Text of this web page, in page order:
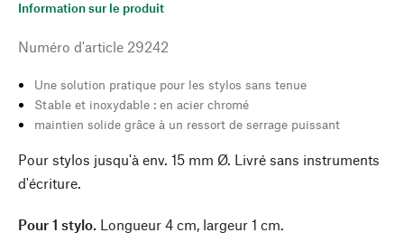
Information sur le produit
Numéro d'article 29242
Une solution pratique pour les stylos sans tenue
Stable et inoxydable : en acier chromé
maintien solide grâce à un ressort de serrage puissant
Pour stylos jusqu'à env. 15 mm Ø. Livré sans instruments
d'écriture.
Pour 1 stylo. Longueur 4 cm, largeur 1 cm.